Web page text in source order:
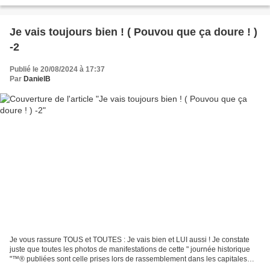
Je vais toujours bien ! ( Pouvou que ça doure ! )
-2
Publié le 20/08/2024 à 17:37
Par DanielB
Je vous rassure TOUS et TOUTES : Je vais bien et LUI aussi ! Je constate
juste que toutes les photos de manifestations de cette " journée historique
"™® publiées sont celle prises lors de rassemblement dans les capitales